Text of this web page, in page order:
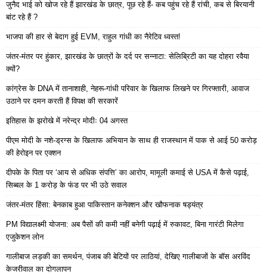
जुनैद भाई को खोज रहे हैं झारखंड के छात्र, पूछ रहे हैं- कब पहुंच रहे हैं रांची, कब से बिरयानी
बांट रहे हैं ?
भाजपा की हार से बेदाग हुई EVM, राहुल गांधी का नैरेटिव ध्वस्त!
जंतर-मंतर पर हुंकार, झारखंड के छात्रों के दर्द पर सन्नाटा: सेलिब्रिटी का यह दोहरा रवैया
क्यों?
कांग्रेस के DNA में तानाशाही, नेहरू-गांधी परिवार के खिलाफ लिखने पर गिरफ्तारी, आवाज
उठाने पर दमन करती हैं विपक्ष की सरकारें
इतिहास के झरोखे में नरेन्द्र मोदीः 04 अगस्त
पीएम मोदी के नशे-ड्रग्स के खिलाफ अभियान के साथ ही राजस्थान में पाक से आई 50 करोड़
की हेरोइन पर एक्शन
दीपके के पिता पर ‘आय से अधिक संपत्ति’ का आरोप, मामूली कमाई से USA में कैसे पढ़ाई,
सिब्बल के 1 करोड़ के फंड पर भी उठे सवाल
जंतर-मंतर हिंसा: बेनकाब हुआ पाकिस्तान कनेक्शन और खौफनाक षड्यंत्र
PM विद्यालक्ष्मी योजना: अब पैसों की कमी नहीं बनेगी पढ़ाई में रुकावट, बिना गारंटी मिलेगा
एजुकेशन लोन
गालीबाज लड़की का समर्थन, पंजाब की बेटियों पर लाठियां, देखिए गालीबाजों के बॉस अरविंद
केजरीवाल का दोगलापन